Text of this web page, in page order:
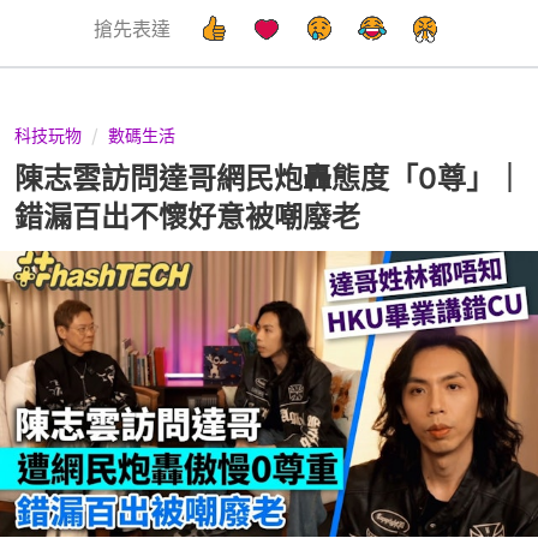
搶先表達
科技玩物 數碼生活
陳志雲訪問達哥網民炮轟態度「0尊」｜
錯漏百出不懷好意被嘲廢老